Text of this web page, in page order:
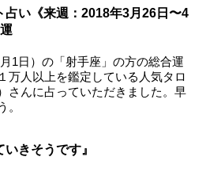
占い《来週：2018年3月26日〜4
1日）の「射手座」の方の総合運
万人以上を鑑定している人気タロ
さんに占っていただきました。早
。
いきそうです』